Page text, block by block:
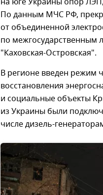
По данным МЧС РФ,
от объединенной
по межгосударственным
"Каховская-Островская".
В регионе введен режим
восстановления
и социальные объекты
из Украины были
числе дизель-